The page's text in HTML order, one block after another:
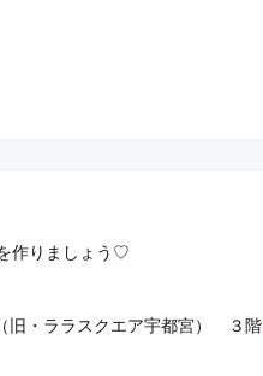
作りましょう♡
旧・ララスクエア宇都宮） ３階